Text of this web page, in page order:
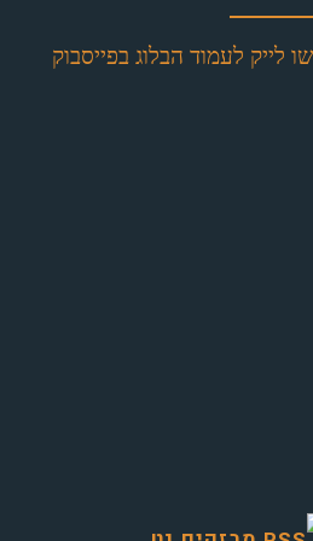
לייק לעמוד הבלוג בפייסבוק